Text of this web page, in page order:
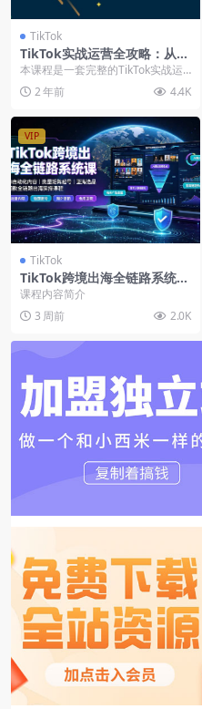
TikTok
TikTok实战运营全攻略：从下
载软件到变现，抖音海外版实
操教程
本课程是一套完整的TikTok实战运
营教程，从基础的注册、下载软件
到变现策略，全...
2 年前 4.4K
VIP
TikTok
TikTok跨境出海全链路系统实
操课：AI自动化内容，批量矩
阵起号，蓝海选品回款-2026
年7月
课程内容简介
3 周前
2.0K